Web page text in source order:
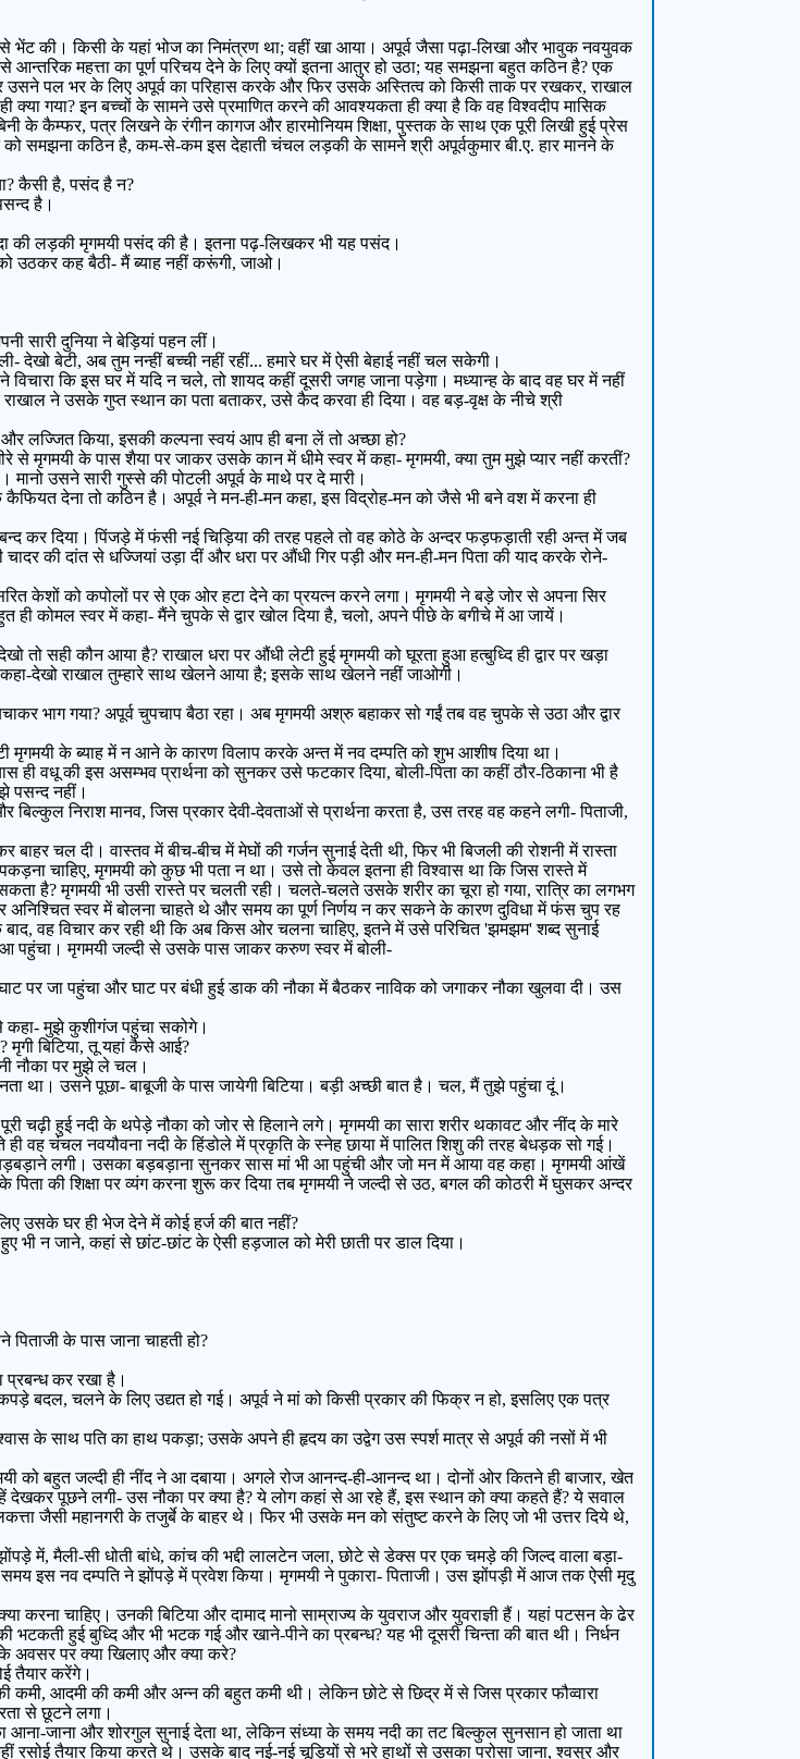
भेंट की। किसी के यहां भोज का निमंत्रण था; वहीं खा आया। अपूर्व जैसा पढ़ा-लिखा और भावुक नवयुवक
महत्ता का पूर्ण परिचय देने के लिए क्यों इतना आतुर हो उठा; यह समझना बहुत कठिन है? एक
उसने पल भर के लिए अपूर्व का परिहास करके और फिर उसके अस्तित्व को किसी ताक पर रखकर, राखाल
गया? इन बच्चों के सामने उसे प्रमाणित करने की आवश्यकता ही क्या है कि वह विश्वदीप मासिक
के कैम्फर, पत्र लिखने के रंगीन कागज और हारमोनियम शिक्षा, पुस्तक के साथ एक पूरी लिखी हुई प्रेस
को समझना कठिन है, कम-से-कम इस देहाती चंचल लड़की के सामने श्री अपूर्वकुमार बी.ए. हार मानने के
कैसी है, पसंद है न?
है।
की लड़की मृगमयी पसंद की है। इतना पढ़-लिखकर भी यह पसंद।
उठकर कह बैठी- मैं ब्याह नहीं करूंगी, जाओ।
सारी दुनिया ने बेड़ियां पहन लीं।
बेटी, अब तुम नन्हीं बच्ची नहीं रहीं... हमारे घर में ऐसी बेहाई नहीं चल सकेगी।
कि इस घर में यदि न चले, तो शायद कहीं दूसरी जगह जाना पड़ेगा। मध्यान्ह के बाद वह घर में नहीं
ने उसके गुप्त स्थान का पता बताकर, उसे कैद करवा ही दिया। वह बड़-वृक्ष के नीचे श्री
लज्जित किया, इसकी कल्पना स्वयं आप ही बना लें तो अच्छा हो?
से मृगमयी के पास शैया पर जाकर उसके कान में धीमे स्वर में कहा- मृगमयी, क्या तुम मुझे प्यार नहीं करतीं?
मानो उसने सारी गुस्से की पोटली अपूर्व के माथे पर दे मारी।
कैफियत देना तो कठिन है। अपूर्व ने मन-ही-मन कहा, इस विद्रोह-मन को जैसे भी बने वश में करना ही
कर दिया। पिंजड़े में फंसी नई चिड़िया की तरह पहले तो वह कोठे के अन्दर फड़फड़ाती रही अन्त में जब
चादर की दांत से धज्जियां उड़ा दीं और धरा पर औंधी गिर पड़ी और मन-ही-मन पिता की याद करके रोने-
केशों को कपोलों पर से एक ओर हटा देने का प्रयत्न करने लगा। मृगमयी ने बड़े जोर से अपना सिर
ही कोमल स्वर में कहा- मैंने चुपके से द्वार खोल दिया है, चलो, अपने पीछे के बगीचे में आ जायें।
सही कौन आया है? राखाल धरा पर औंधी लेटी हुई मृगमयी को घूरता हुआ हत्बुध्दि ही द्वार पर खड़ा
देखो राखाल तुम्हारे साथ खेलने आया है; इसके साथ खेलने नहीं जाओगी।
भाग गया? अपूर्व चुपचाप बैठा रहा। अब मृगमयी अश्रु बहाकर सो गईं तब वह चुपके से उठा और द्वार
मृगमयी के ब्याह में न आने के कारण विलाप करके अन्त में नव दम्पति को शुभ आशीष दिया था।
वधू की इस असम्भव प्रार्थना को सुनकर उसे फटकार दिया, बोली-पिता का कहीं ठौर-ठिकाना भी है
पसन्द नहीं।
बिल्कुल निराश मानव, जिस प्रकार देवी-देवताओं से प्रार्थना करता है, उस तरह वह कहने लगी- पिताजी,
चल दी। वास्तव में बीच-बीच में मेघों की गर्जन सुनाई देती थी, फिर भी बिजली की रोशनी में रास्ता
चाहिए, मृगमयी को कुछ भी पता न था। उसे तो केवल इतना ही विश्वास था कि जिस रास्ते में
है? मृगमयी भी उसी रास्ते पर चलती रही। चलते-चलते उसके शरीर का चूरा हो गया, रात्रि का लगभग
अनिश्चित स्वर में बोलना चाहते थे और समय का पूर्ण निर्णय न कर सकने के कारण दुविधा में फंस चुप रह
वह विचार कर रही थी कि अब किस ओर चलना चाहिए, इतने में उसे परिचित 'झमझम' शब्द सुनाई
पहुंचा। मृगमयी जल्दी से उसके पास जाकर करुण स्वर में बोली-
पर जा पहुंचा और घाट पर बंधी हुई डाक की नौका में बैठकर नाविक को जगाकर नौका खुलवा दी। उस
कहा- मुझे कुशीगंज पहुंचा सकोगे।
मृगी बिटिया, तू यहां कैसे आई?
नौका पर मुझे ले चल।
था। उसने पूछा- बाबूजी के पास जायेगी बिटिया। बड़ी अच्छी बात है। चल, मैं तुझे पहुंचा दूं।
चढ़ी हुई नदी के थपेड़े नौका को जोर से हिलाने लगे। मृगमयी का सारा शरीर थकावट और नींद के मारे
चंचल नवयौवना नदी के हिंडोले में प्रकृति के स्नेह छाया में पालित शिशु की तरह बेधड़क सो गई।
लगी। उसका बड़बड़ाना सुनकर सास मां भी आ पहुंची और जो मन में आया वह कहा। मृगमयी आंखें
की शिक्षा पर व्यंग करना शुरू कर दिया तब मृगमयी ने जल्दी से उठ, बगल की कोठरी में घुसकर अन्दर
उसके घर ही भेज देने में कोई हर्ज की बात नहीं?
भी न जाने, कहां से छांट-छांट के ऐसी हड़जाल को मेरी छाती पर डाल दिया।
के पास जाना चाहती हो?
प्रबन्ध कर रखा है।
बदल, चलने के लिए उद्यत हो गई। अपूर्व ने मां को किसी प्रकार की फिक्र न हो, इसलिए एक पत्र
के साथ पति का हाथ पकड़ा; उसके अपने ही हृदय का उद्वेग उस स्पर्श मात्र से अपूर्व की नसों में भी
को बहुत जल्दी ही नींद ने आ दबाया। अगले रोज आनन्द-ही-आनन्द था। दोनों ओर कितने ही बाजार, खेत
देखकर पूछने लगी- उस नौका पर क्या है? ये लोग कहां से आ रहे हैं, इस स्थान को क्या कहते हैं? ये सवाल
जैसी महानगरी के तजुर्बे के बाहर थे। फिर भी उसके मन को संतुष्ट करने के लिए जो भी उत्तर दिये थे,
में, मैली-सी धोती बांधे, कांच की भद्दी लालटेन जला, छोटे से डेक्स पर एक चमड़े की जिल्द वाला बड़ा-
इस नव दम्पति ने झोंपड़े में प्रवेश किया। मृगमयी ने पुकारा- पिताजी। उस झोंपड़ी में आज तक ऐसी मृदु
चाहिए। उनकी बिटिया और दामाद मानो साम्राज्य के युवराज और युवराज्ञी हैं। यहां पटसन के ढेर
हुई बुध्दि और भी भटक गई और खाने-पीने का प्रबन्ध? यह भी दूसरी चिन्ता की बात थी। निर्धन
अवसर पर क्या खिलाए और क्या करे?
तैयार करेंगे।
कमी, आदमी की कमी और अन्न की बहुत कमी थी। लेकिन छोटे से छिद्र में से जिस प्रकार फौव्वारा
से छूटने लगा।
आना-जाना और शोरगुल सुनाई देता था, लेकिन संध्या के समय नदी का तट बिल्कुल सुनसान हो जाता था
रसोई तैयार किया करते थे। उसके बाद नई-नई चूड़ियों से भरे हाथों से उसका परोसा जाना, श्वसुर और